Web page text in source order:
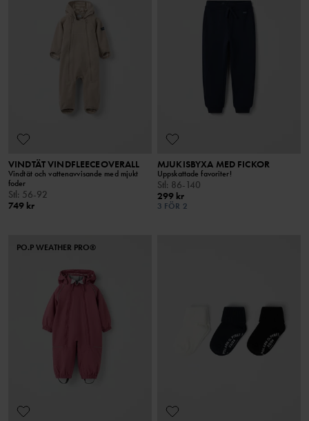
VINDTÄT VINDFLEECEOVERALL
Vindtät och vattenavvisande med mjukt
foder
Stl: 56-92
749 kr
MJUKISBYXA MED FICKOR
Uppskattade favoriter!
Stl: 86-140
299 kr
3 FÖR 2
PO.P WEATHER PRO®